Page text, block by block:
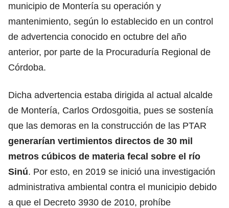
municipio de Montería su operación y
mantenimiento, según lo establecido en un control
de advertencia conocido en octubre del año
anterior, por parte de la Procuraduría Regional de
Córdoba.
Dicha advertencia estaba dirigida al actual alcalde
de Montería, Carlos Ordosgoitia, pues se sostenía
que las demoras en la construcción de las PTAR
generarían vertimientos directos de 30 mil
metros cúbicos de materia fecal sobre el río
Sinú. Por esto, en 2019 se inició una investigación
administrativa ambiental contra el municipio debido
a que el Decreto 3930 de 2010, prohíbe